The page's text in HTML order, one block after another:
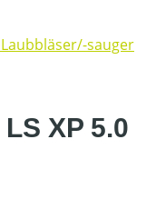
sauger
XP 5.0